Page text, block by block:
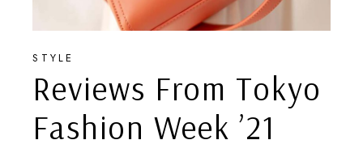
STYLE
Reviews From Tokyo
Fashion Week ’21